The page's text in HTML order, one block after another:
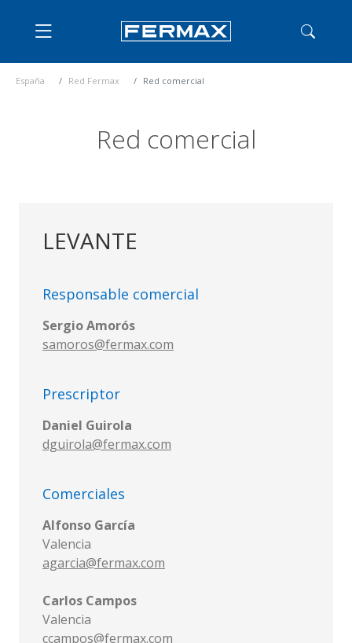
España Red Fermax Red comercial
Red comercial
LEVANTE
Responsable comercial
Sergio Amorós
samoros@fermax.com
Prescriptor
Daniel Guirola
dguirola@fermax.com
Comerciales
Alfonso García
Valencia
agarcia@fermax.com
Carlos Campos
Valencia
ccampos@fermax.com